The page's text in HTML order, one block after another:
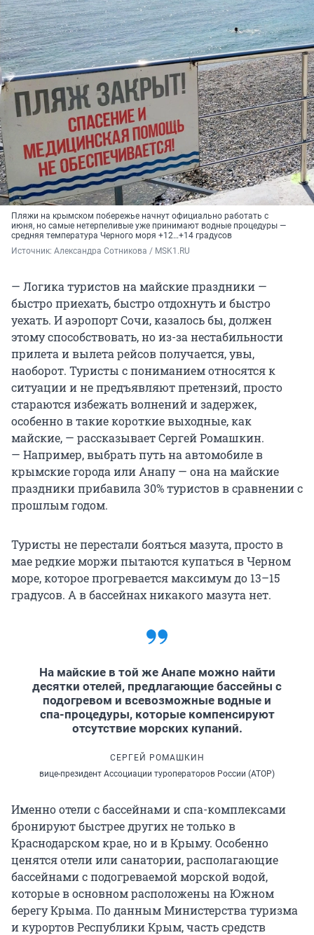
Пляжи на крымском побережье начнут официально работать с
июня, но самые нетерпеливые уже принимают водные процедуры —
средняя температура Черного моря +12…+14 градусов
Источник: Александра Сотникова / MSK1.RU
— Логика туристов на майские праздники —
быстро приехать, быстро отдохнуть и быстро
уехать. И аэропорт Сочи, казалось бы, должен
этому способствовать, но из-за нестабильности
прилета и вылета рейсов получается, увы,
наоборот. Туристы с пониманием относятся к
ситуации и не предъявляют претензий, просто
стараются избежать волнений и задержек,
особенно в такие короткие выходные, как
майские, — рассказывает Сергей Ромашкин.
— Например, выбрать путь на автомобиле в
крымские города или Анапу — она на майские
праздники прибавила 30% туристов в сравнении с
прошлым годом.
Туристы не перестали бояться мазута, просто в
мае редкие моржи пытаются купаться в Черном
море, которое прогревается максимум до 13–15
градусов. А в бассейнах никакого мазута нет.
На майские в той же Анапе можно найти
десятки отелей, предлагающие бассейны с
подогревом и всевозможные водные и
спа-процедуры, которые компенсируют
отсутствие морских купаний.
СЕРГЕЙ РОМАШКИН
вице-президент Ассоциации туроператоров России (АТОР)
Именно отели с бассейнами и спа-комплексами
бронируют быстрее других не только в
Краснодарском крае, но и в Крыму. Особенно
ценятся отели или санатории, располагающие
бассейнами с подогреваемой морской водой,
которые в основном расположены на Южном
берегу Крыма. По данным Министерства туризма
и курортов Республики Крым, часть средств